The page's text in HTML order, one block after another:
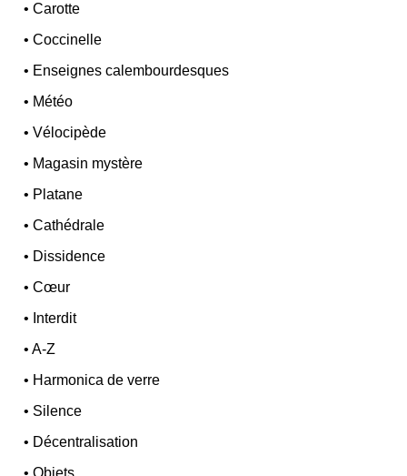
•Carotte
•Coccinelle
• Enseignes calembourdesques
• Météo
•Vélocipède
• Magasin mystère
• Platane
•Cathédrale
• Dissidence
•Cœur
• Interdit
•A-Z
• Harmonica de verre
• Silence
• Décentralisation